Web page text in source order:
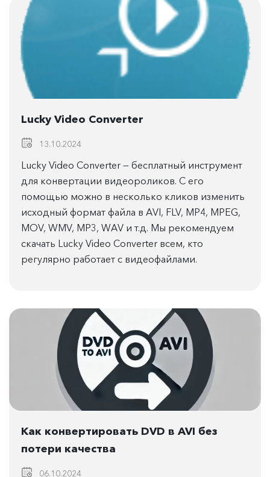
Lucky Video Converter
13.10.2024
Lucky Video Converter — бесплатный инструмент
для конвертации видеороликов. С его
помощью можно в несколько кликов изменить
исходный формат файла в AVI, FLV, MP4, MPEG,
MOV, WMV, MP3, WAV и т.д. Мы рекомендуем
скачать Lucky Video Converter всем, кто
регулярно работает с видеофайлами.
Как конвертировать DVD в AVI без
потери качества
06.10.2024